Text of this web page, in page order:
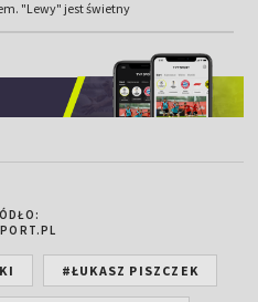
"Lewy" jest świetny
#ŁUKASZ PISZCZEK